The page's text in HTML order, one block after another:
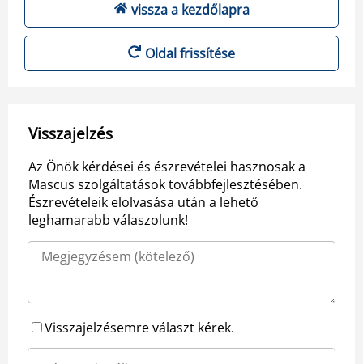
vissza a kezdőlapra
Oldal frissítése
Visszajelzés
Az Önök kérdései és észrevételei hasznosak a
Mascus szolgáltatások továbbfejlesztésében.
Észrevételeik elolvasása után a lehető
leghamarabb válaszolunk!
Visszajelzésemre választ kérek.